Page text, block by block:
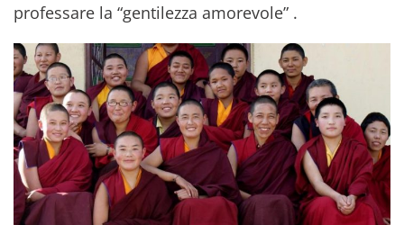
professare la “gentilezza amorevole” .